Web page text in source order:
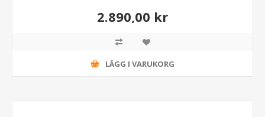
2.890,00 kr
LÄGG I VARUKORG